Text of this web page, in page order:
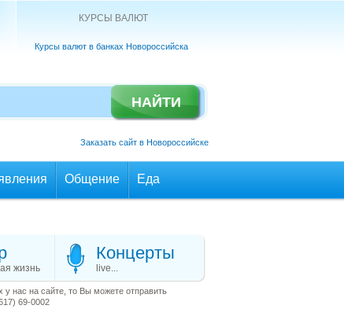
КУРСЫ ВАЛЮТ
Курсы валют в банках Новороссийска
Заказать сайт в Новороссийске
Общение Еда
жизнь
Концерты
live...
нас на сайте, то Вы можете отправить
69-0002